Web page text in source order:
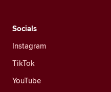
Socials
Instagram
TikTok
YouTube